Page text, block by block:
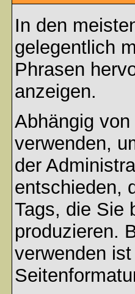
In den
gelegentlich
Phrasen
anzeigen.
Abhängig
verwenden,
der
entschieden,
Tags, die Sie
produzieren.
verwenden